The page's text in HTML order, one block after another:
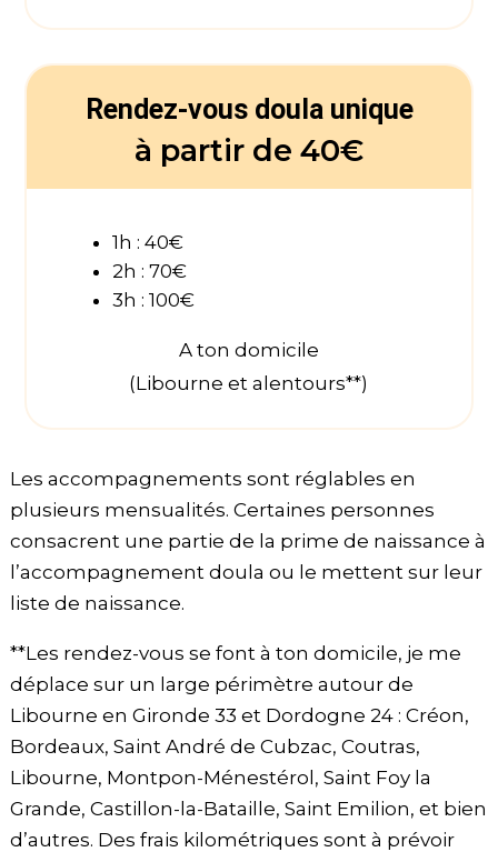
Rendez-vous doula unique
à partir de 40€
1h : 40€
2h : 70€
3h : 100€
A ton domicile
(Libourne et alentours**)
Les accompagnements sont réglables en
plusieurs mensualités. Certaines personnes
consacrent une partie de la prime de naissance à
l’accompagnement doula ou le mettent sur leur
liste de naissance.
**Les rendez-vous se font à ton domicile, je me
déplace sur un large périmètre autour de
Libourne en Gironde 33 et Dordogne 24 : Créon,
Bordeaux, Saint André de Cubzac, Coutras,
Libourne, Montpon-Ménestérol, Saint Foy la
Grande, Castillon-la-Bataille, Saint Emilion, et bien
d’autres. Des frais kilométriques sont à prévoir